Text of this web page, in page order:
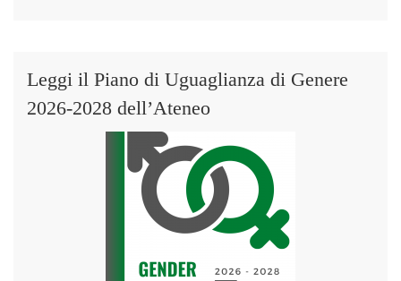
Leggi il Piano di Uguaglianza di Genere
2026-2028 dell’Ateneo